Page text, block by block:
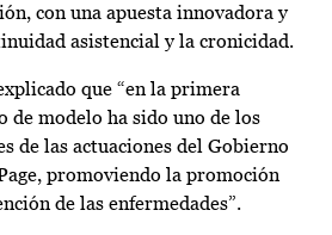
con una apuesta innovadora y
asistencial y la cronicidad.
que “en la primera
de modelo ha sido uno de los
de las actuaciones del Gobierno
promoviendo la promoción
de las enfermedades”.